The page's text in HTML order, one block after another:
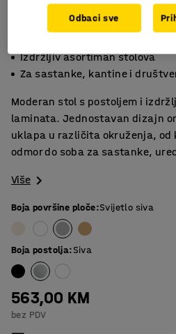
Izdržljiv asortiman stolova
Za sastanke, kantine i
Moderan stol s postoljem i
laminata. Jednostavan dizajn
uklapa u različita okruženja, od
odmor do soba za sastanke,
Više
Boja površine ploče:Svijetlo siva
Boja postolja:Siva
563,00 KM
bez PDV
Odbaci sve